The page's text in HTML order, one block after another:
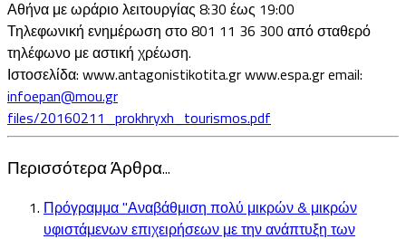
Αθήνα με ωράριο λειτουργίας 8:30 έως 19:00
Τηλεφωνική ενημέρωση στο 801 11 36 300 από σταθερό
τηλέφωνο με αστική χρέωση.
Ιστοσελίδα: www.antagonistikotita.gr www.espa.gr email:
infoepan@mou.gr
files/20160211_prokhryxh_tourismos.pdf
Περισσότερα Άρθρα...
Πρόγραμμα "Αναβάθμιση πολύ μικρών & μικρών
υφιστάμενων επιχειρήσεων με την ανάπτυξη των